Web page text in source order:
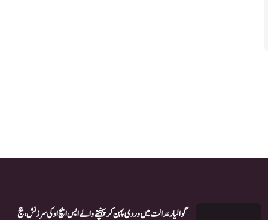
گوالیار عدالت میں وردی پہن کر پہنچنے والے ایس ایچ او کی سرزنش، جج